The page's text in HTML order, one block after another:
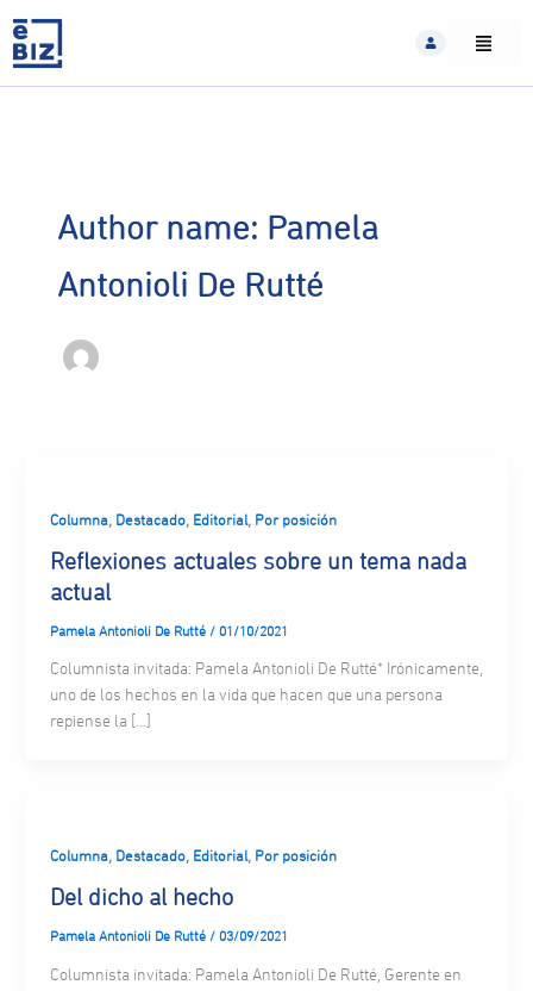
content
Author name: Pamela
Antonioli De Rutté
Columna, Destacado, Editorial, Por posición
Reflexiones actuales sobre un tema nada
actual
Pamela Antonioli De Rutté / 01/10/2021
Columnista invitada: Pamela Antonioli De Rutté* Irónicamente,
uno de los hechos en la vida que hacen que una persona
repiense la […]
Columna, Destacado, Editorial, Por posición
Del dicho al hecho
Pamela Antonioli De Rutté / 03/09/2021
Columnista invitada: Pamela Antonioli De Rutté, Gerente en